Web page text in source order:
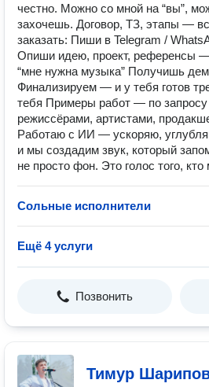
честно. Можно со мной на “вы”,
захочешь. Договор, ТЗ, этапы —
заказать: Пиши в Telegram /
Опиши идею, проект, референсы
“мне нужна музыка” Получишь
Финализируем — и у тебя готов
тебя Примеры работ — по
режиссёрами, артистами,
Работаю с ИИ — ускоряю,
и мы создадим звук, который
не просто фон. Это голос того, кто
Сольные исполнители
Ещё 4 услуги
Позвонить
Тимур